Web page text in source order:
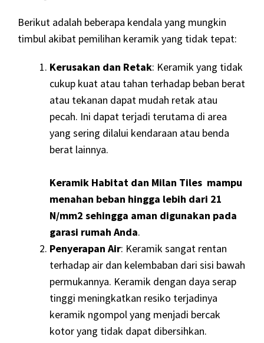
Berikut adalah beberapa kendala yang mungkin
timbul akibat pemilihan keramik yang tidak tepat:
Kerusakan dan Retak: Keramik yang tidak
cukup kuat atau tahan terhadap beban berat
atau tekanan dapat mudah retak atau
pecah. Ini dapat terjadi terutama di area
yang sering dilalui kendaraan atau benda
berat lainnya.
Keramik Habitat dan Milan Tiles mampu
menahan beban hingga lebih dari 21
N/mm2 sehingga aman digunakan pada
garasi rumah Anda.
Penyerapan Air: Keramik sangat rentan
terhadap air dan kelembaban dari sisi bawah
permukannya. Keramik dengan daya serap
tinggi meningkatkan resiko terjadinya
keramik ngompol yang menjadi bercak
kotor yang tidak dapat dibersihkan.